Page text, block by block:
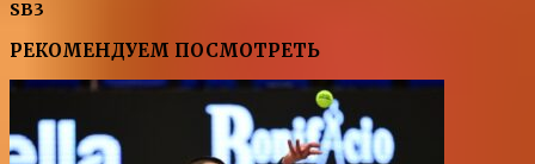
SB3
РЕКОМЕНДУЕМ ПОСМОТРЕТЬ